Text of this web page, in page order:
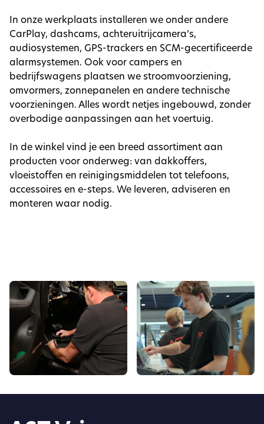
In onze werkplaats installeren we onder andere
CarPlay, dashcams, achteruitrijcamera’s,
audiosystemen, GPS-trackers en SCM-gecertificeerde
alarmsystemen. Ook voor campers en
bedrijfswagens plaatsen we stroomvoorziening,
omvormers, zonnepanelen en andere technische
voorzieningen. Alles wordt netjes ingebouwd, zonder
overbodige aanpassingen aan het voertuig.
In de winkel vind je een breed assortiment aan
producten voor onderweg: van dakkoffers,
vloeistoffen en reinigingsmiddelen tot telefoons,
accessoires en e-steps. We leveren, adviseren en
monteren waar nodig.